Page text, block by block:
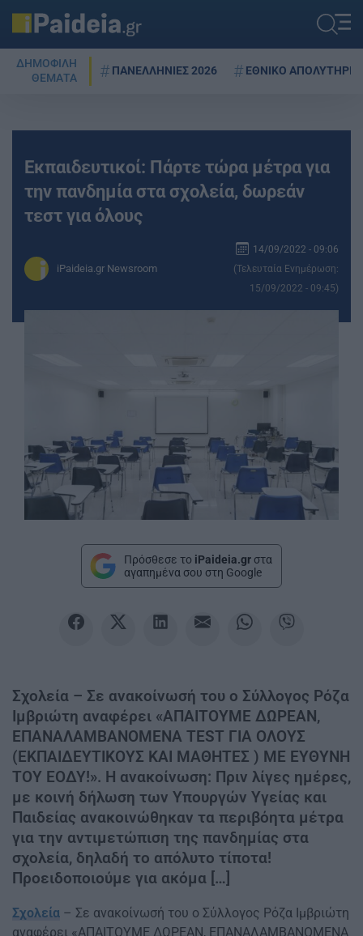
ΔΗΜΟΦΙΛΗ
ΘΕΜΑΤΑ
ΠΑΝΕΛΛΗΝΙΕΣ 2026 ΕΘΝΙΚΟ ΑΠΟΛΥΤΗΡΙΟ
Εκπαιδευτικοί: Πάρτε τώρα μέτρα για
την πανδημία στα σχολεία, δωρεάν
τεστ για όλους
iPaideia.gr Newsroom
14/09/2022 - 09:06
(Τελευταία Ενημέρωση:
15/09/2022 - 09:45)
Πρόσθεσε το iPaideia.gr στα
αγαπημένα σου στη Google
Σχολεία – Σε ανακοίνωσή του ο Σύλλογος Ρόζα
Ιμβριώτη αναφέρει «ΑΠΑΙΤΟΥΜΕ ΔΩΡΕΑΝ,
ΕΠΑΝΑΛΑΜΒΑΝΟΜΕΝΑ TEST ΓΙΑ ΟΛΟΥΣ
(ΕΚΠΑΙΔΕΥΤΙΚΟΥΣ ΚΑΙ ΜΑΘΗΤΕΣ ) ΜΕ ΕΥΘΥΝΗ
ΤΟΥ ΕΟΔΥ!». Η ανακοίνωση: Πριν λίγες ημέρες,
με κοινή δήλωση των Υπουργών Υγείας και
Παιδείας ανακοινώθηκαν τα περιβόητα μέτρα
για την αντιμετώπιση της πανδημίας στα
σχολεία, δηλαδή το απόλυτο τίποτα!
Προειδοποιούμε για ακόμα […]
Σχολεία – Σε ανακοίνωσή του ο Σύλλογος Ρόζα Ιμβριώτη
αναφέρει «ΑΠΑΙΤΟΥΜΕ ΔΩΡΕΑΝ, ΕΠΑΝΑΛΑΜΒΑΝΟΜΕΝΑ